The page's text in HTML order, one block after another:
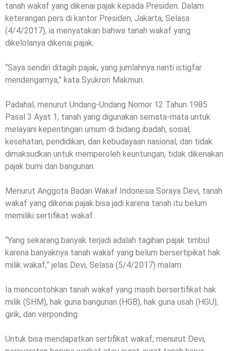
tanah wakaf yang dikenai pajak kepada Presiden. Dalam
keterangan pers di kantor Presiden, Jakarta, Selasa
(4/4/2017), ia menyatakan bahwa tanah wakaf yang
dikelolanya dikenai pajak.
“Saya sendiri ditagih pajak, yang jumlahnya nanti istigfar
mendengarnya,” kata Syukron Makmun.
Padahal, menurut Undang-Undang Nomor 12 Tahun 1985
Pasal 3 Ayat 1, tanah yang digunakan semata-mata untuk
melayani kepentingan umum di bidang ibadah, sosial,
kesehatan, pendidikan, dan kebudayaan nasional, dan tidak
dimaksudkan untuk memperoleh keuntungan, tidak dikenakan
pajak bumi dan bangunan.
Menurut Anggota Badan Wakaf Indonesia Soraya Devi, tanah
wakaf yang dikenai pajak bisa jadi karena tanah itu belum
memiliki sertifikat wakaf.
“Yang sekarang banyak terjadi adalah tagihan pajak timbul
karena banyaknya tanah wakaf yang belum bersertipikat hak
milik wakaf,” jelas Devi, Selasa (5/4/2017) malam.
Ia mencontohkan tanah wakaf yang masih bersertifikat hak
milik (SHM), hak guna bangunan (HGB), hak guna usah (HGU),
girik, dan verponding.
Untuk bisa mendapatkan sertifikat wakaf, menurut Devi,